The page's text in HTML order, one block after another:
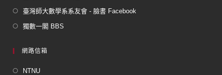
臺灣師大數學系系友會 - 臉書 Facebook
獨數一閣 BBS
網路信箱
NTNU